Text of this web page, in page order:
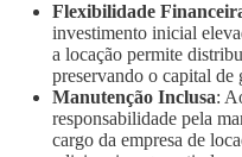
Flexibilidade
investimento inicial
a locação permite
preservando o capital de
Manutenção Inclusa:
responsabilidade pela
cargo da empresa de